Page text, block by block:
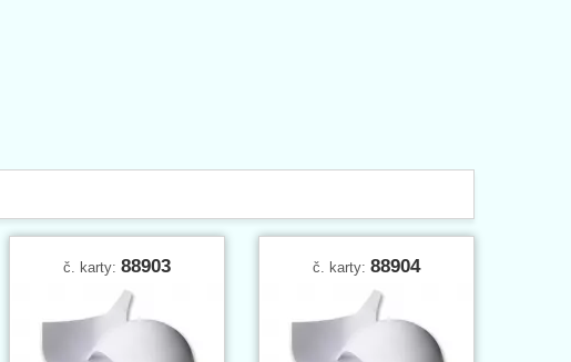
č. karty: 88903 č. karty: 88904